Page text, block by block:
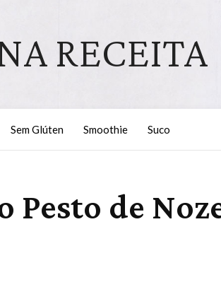
RECEITA
Sem Glúten Smoothie Suco
de